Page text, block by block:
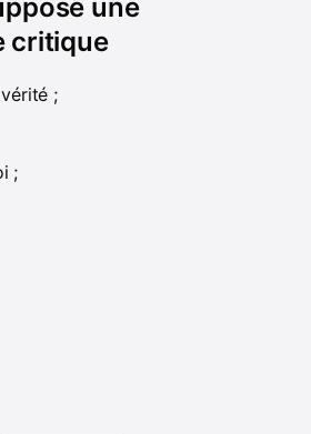
une
critique
;
;